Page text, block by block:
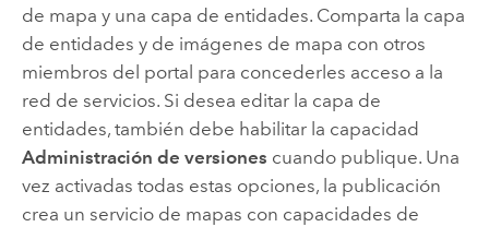
de mapa y una capa de entidades. Comparta la capa
de entidades y de imágenes de mapa con otros
miembros del portal para concederles acceso a la
red de servicios. Si desea editar la capa de
entidades, también debe habilitar la capacidad
Administración de versiones cuando publique. Una
vez activadas todas estas opciones, la publicación
crea un servicio de mapas con capacidades de